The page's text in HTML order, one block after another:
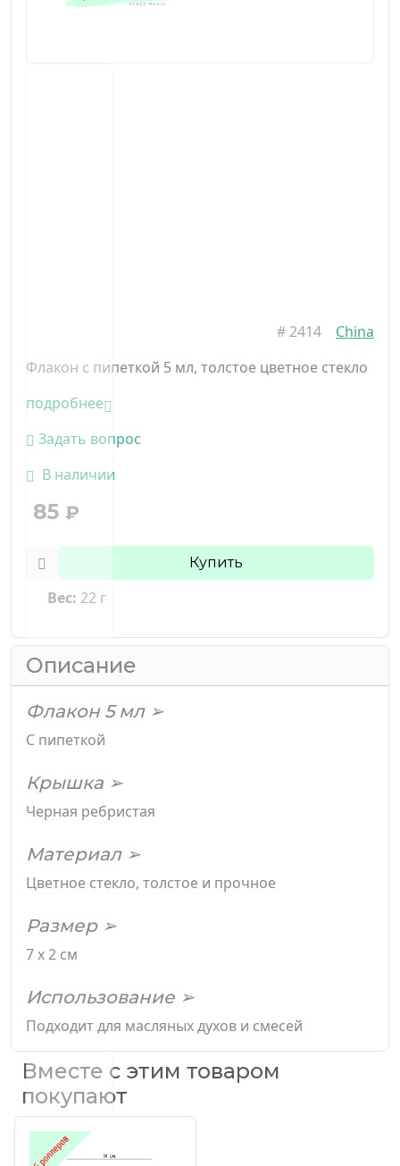
# 2414
China
Флакон с пипеткой 5 мл, толстое цветное стекло
подробнее
Задать вопрос
В наличии
85 ₽
Купить
Вес: 22 г
Описание
Флакон 5 мл ➢
С пипеткой
Крышка ➢
Черная ребристая
Материал ➢
Цветное стекло, толстое и прочное
Размер ➢
7 х 2 см
Использование ➢
Подходит для масляных духов и смесей
Вместе с этим товаром
покупают